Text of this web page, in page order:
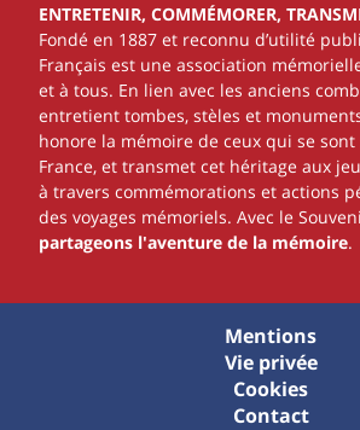
ENTRETENIR, COMMÉMORER,
Fondé en 1887 et reconnu d’utilité
Français est une association
et à tous. En lien avec les anciens
entretient tombes, stèles et
honore la mémoire de ceux qui se
France, et transmet cet héritage aux
à travers commémorations et actions
des voyages mémoriels. Avec le
partageons l'aventure de la mémoire.
Mentions
Vie privée
Cookies
Contact